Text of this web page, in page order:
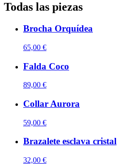
Todas las piezas
Brocha Orquídea
65,00 €
Falda Coco
89,00 €
Collar Aurora
59,00 €
Brazalete esclava cristal
32,00 €